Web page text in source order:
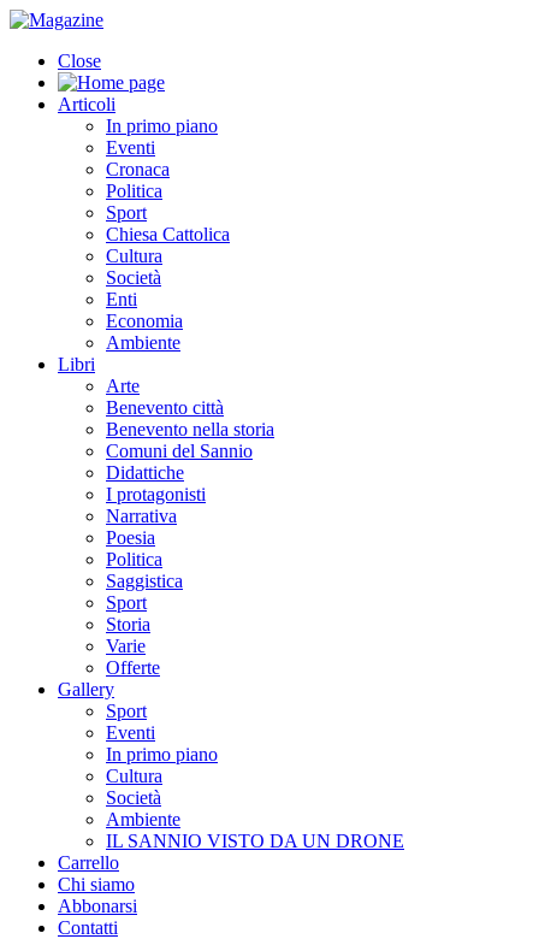
Close
Articoli
In primo piano
Eventi
Cronaca
Politica
Sport
Chiesa Cattolica
Cultura
Società
Enti
Economia
Ambiente
Libri
Arte
Benevento città
Benevento nella storia
Comuni del Sannio
Didattiche
I protagonisti
Narrativa
Poesia
Politica
Saggistica
Sport
Storia
Varie
Offerte
Gallery
Sport
Eventi
In primo piano
Cultura
Società
Ambiente
IL SANNIO VISTO DA UN DRONE
Carrello
Chi siamo
Abbonarsi
Contatti